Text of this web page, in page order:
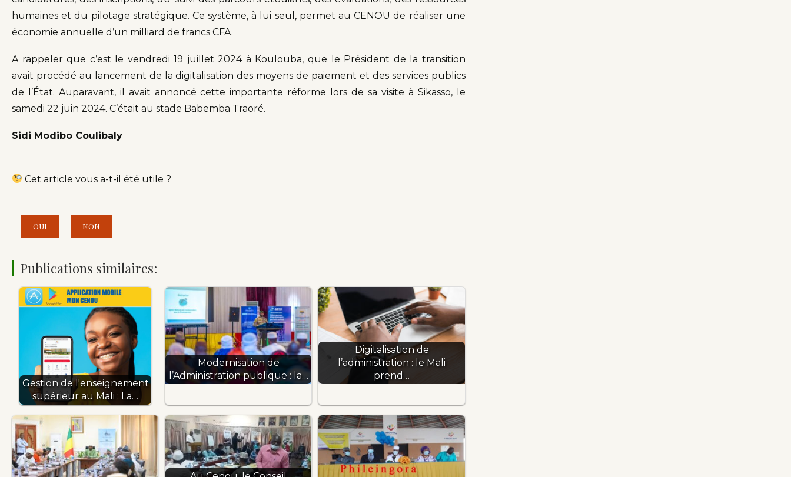
humaines et du pilotage stratégique. Ce système, à lui seul, permet au CENOU de réaliser une
économie annuelle d’un milliard de francs CFA.
A rappeler que c’est le vendredi 19 juillet 2024 à Koulouba, que le Président de la transition
avait procédé au lancement de la digitalisation des moyens de paiement et des services publics
de l’État. Auparavant, il avait annoncé cette importante réforme lors de sa visite à Sikasso, le
samedi 22 juin 2024. C’était au stade Babemba Traoré.
Sidi Modibo Coulibaly
Cet article vous a-t-il été utile ?
OUI NON
Publications similaires:
Gestion de l'enseignement
supérieur au Mali : La…
Modernisation de
l’Administration publique : la…
Digitalisation de
l’administration : le Mali
prend…